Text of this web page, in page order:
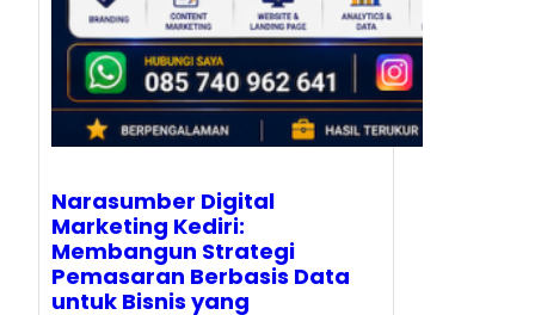
Narasumber Digital
Marketing Kediri:
Membangun Strategi
Pemasaran Berbasis Data
untuk Bisnis yang